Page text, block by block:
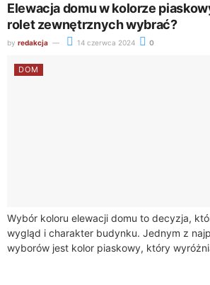
Elewacja domu w kolorze
rolet zewnętrznych wybrać?
by redakcja 14 czerwca 2024 0
DOM
Wybór koloru elewacji domu to decyzja,
wygląd i charakter budynku. Jednym z
wyborów jest kolor piaskowy, który